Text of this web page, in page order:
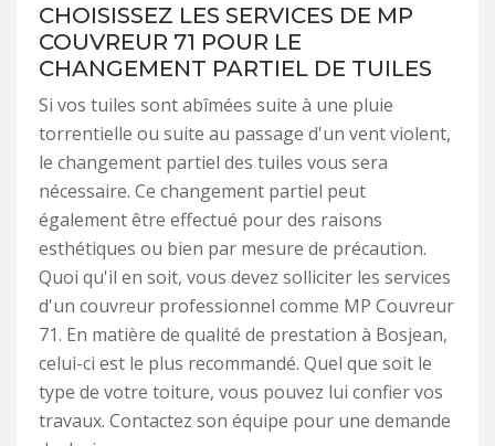
CHOISISSEZ LES SERVICES DE MP
COUVREUR 71 POUR LE
CHANGEMENT PARTIEL DE TUILES
Si vos tuiles sont abîmées suite à une pluie
torrentielle ou suite au passage d'un vent violent,
le changement partiel des tuiles vous sera
nécessaire. Ce changement partiel peut
également être effectué pour des raisons
esthétiques ou bien par mesure de précaution.
Quoi qu'il en soit, vous devez solliciter les services
d'un couvreur professionnel comme MP Couvreur
71. En matière de qualité de prestation à Bosjean,
celui-ci est le plus recommandé. Quel que soit le
type de votre toiture, vous pouvez lui confier vos
travaux. Contactez son équipe pour une demande